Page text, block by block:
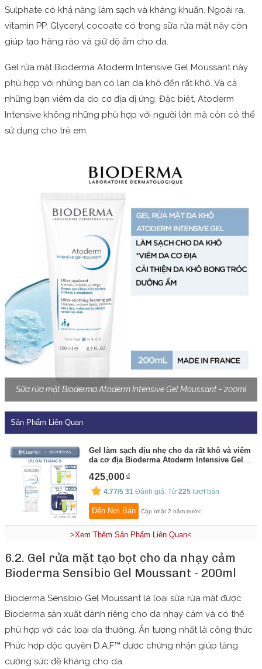
Sulphate có khả năng làm sạch và kháng khuẩn. Ngoài ra,
vitamin PP, Glyceryl cocoate có trong sữa rửa mặt này còn
giúp tạo hàng rào và giữ độ ẩm cho da.
Gel rửa mặt Bioderma Atoderm Intensive Gel Moussant này
phù hợp với những bạn có làn da khô đến rất khô. Và cả
những bạn viêm da do cơ địa dị ứng. Đặc biệt, Atoderm
Intensive không những phù hợp với người lớn mà còn có thể
sử dụng cho trẻ em.
Sữa rửa mặt Bioderma Atoderm Intensive Gel Moussant - 200ml
Sản Phẩm Liên Quan
Gel làm sạch dịu nhẹ cho da rất khô và viêm
da cơ địa Bioderma Atoderm Intensive Gel
425,000
4.77/5 31 Đánh giá. Từ225 lượt bán
Đến Nơi Bán Cập nhật 2 năm trước
>Xem Thêm Sản Phẩm Liên Quan<
6.2. Gel rửa mặt tạo bọt cho da nhạy cảm
Bioderma Sensibio Gel Moussant - 200ml
Bioderma Sensibio Gel Moussant là loại sữa rửa mặt được
Bioderma sản xuất dành riêng cho da nhạy cảm và có thể
phù hợp với các loại da thường. Ấn tượng nhất là công thức
Phức hợp độc quyền D.A.F™ được chứng nhận giúp tăng
cường sức đề kháng cho da.